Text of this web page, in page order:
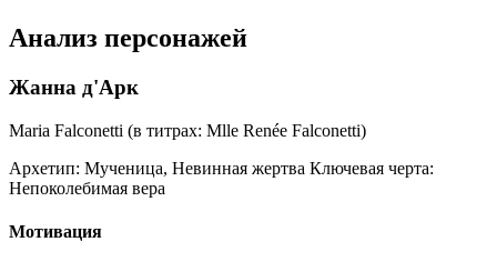
Анализ персонажей
Жанна д'Арк
Maria Falconetti (в титрах: Mlle Renée Falconetti)
Архетип: Мученица, Невинная жертва Ключевая черта:
Непоколебимая вера
Мотивация